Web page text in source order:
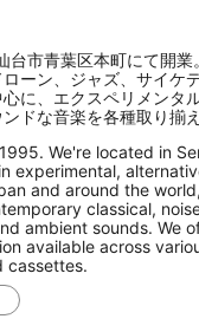
台市青葉区本町にて開
ーン、ジャズ、サイケ
に、エクスペリメンタ
ドな音楽を各種取り揃
We're located in
experimental,
and around the
classical,
ambient sounds. We
available across
cassettes.